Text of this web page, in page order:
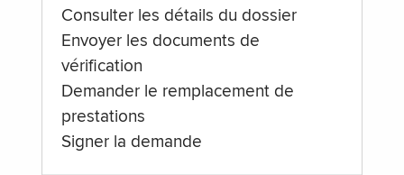
Consulter les détails du dossier
Envoyer les documents de
vérification
Demander le remplacement de
prestations
Signer la demande